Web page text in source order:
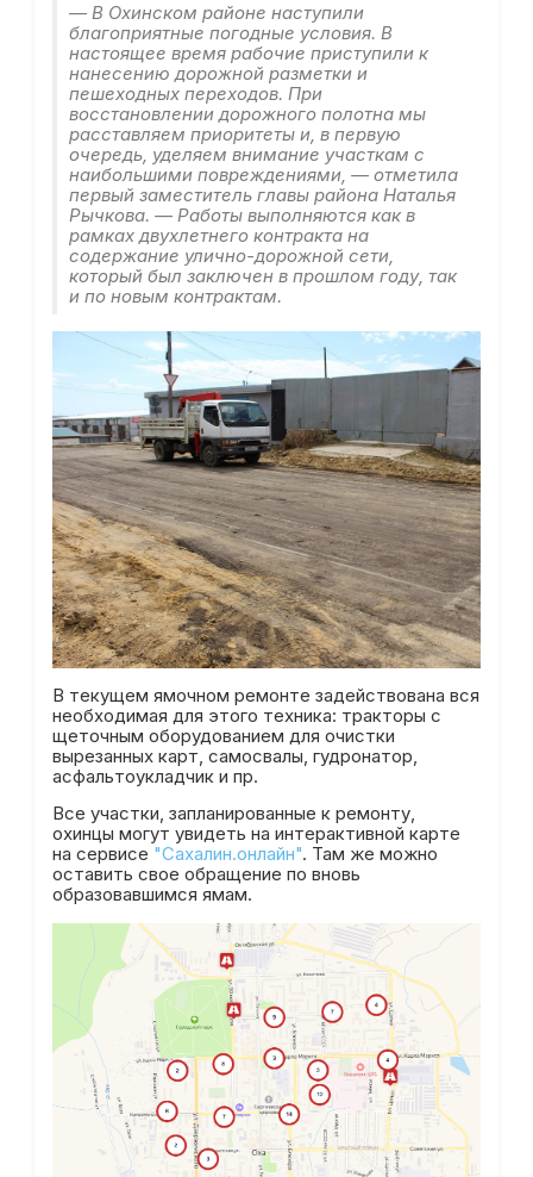
— В Охинском районе наступили
благоприятные погодные условия. В
настоящее время рабочие приступили к
нанесению дорожной разметки и
пешеходных переходов. При
восстановлении дорожного полотна мы
расставляем приоритеты и, в первую
очередь, уделяем внимание участкам с
наибольшими повреждениями, — отметила
первый заместитель главы района Наталья
Рычкова. — Работы выполняются как в
рамках двухлетнего контракта на
содержание улично-дорожной сети,
который был заключен в прошлом году, так
и по новым контрактам.
В текущем ямочном ремонте задействована вся
необходимая для этого техника: тракторы с
щеточным оборудованием для очистки
вырезанных карт, самосвалы, гудронатор,
асфальтоукладчик и пр.
Все участки, запланированные к ремонту,
охинцы могут увидеть на интерактивной карте
на сервисе "Сахалин.онлайн". Там же можно
оставить свое обращение по вновь
образовавшимся ямам.